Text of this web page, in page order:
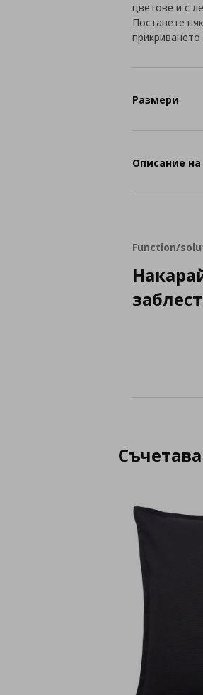
цветове и с
Поставете
Размери
Описание
Function/